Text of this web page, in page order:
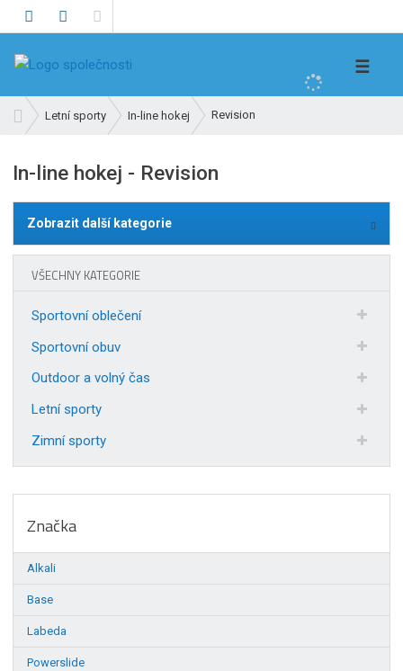
h
a
☰
v
d
t
Letní sporty In-line hokej Revision
In-line hokej - Revision
Zobrazit další kategorie
VŠECHNY KATEGORIE
Sportovní oblečení
Sportovní obuv
Outdoor a volný čas
Letní sporty
Zimní sporty
Značka
Alkali
Base
Labeda
Powerslide